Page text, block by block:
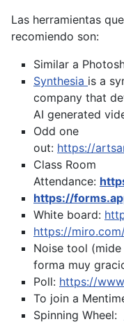
Las herramientas
recomiendo son:
Similar a
Synthesia is a
company that
AI generated
Odd one
out: https://
Class Room
Attendance:
https://
White board:
https://
Noise tool
forma muy
Poll: https://
To join a
Spinning Wheel: